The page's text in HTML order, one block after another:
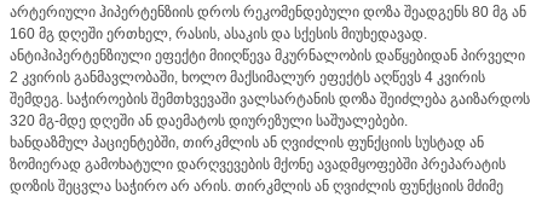
არტერიული ჰიპერტენზიის დროს რეკომენდებული დოზა შეადგენს 80 მგ ან
160 მგ დღეში ერთხელ, რასის, ასაკის და სქესის მიუხედავად.
ანტიჰიპერტენზიული ეფექტი მიიღწევა მკურნალობის დაწყებიდან პირველი
2 კვირის განმავლობაში, ხოლო მაქსიმალურ ეფექტს აღწევს 4 კვირის
შემდეგ. საჭიროების შემთხვევაში ვალსარტანის დოზა შეიძლება გაიზარდოს
320 მგ-მდე დღეში ან დაემატოს დიურეზული საშუალებები.
ხანდაზმულ პაციენტებში, თირკმლის ან ღვიძლის ფუნქციის სუსტად ან
ზომიერად გამოხატული დარღვევების მქონე ავადმყოფებში პრეპარატის
დოზის შეცვლა საჭირო არ არის. თირკმლის ან ღვიძლის ფუნქციის მძიმე